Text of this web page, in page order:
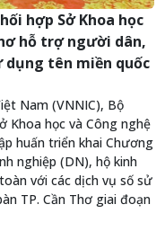
hợp Sở Khoa học
hỗ trợ người dân,
dụng tên miền quốc
Nam (VNNIC), Bộ
Khoa học và Công nghệ
huấn triển khai Chương
nghiệp (DN), hộ kinh
với các dịch vụ số sử
TP. Cần Thơ giai đoạn